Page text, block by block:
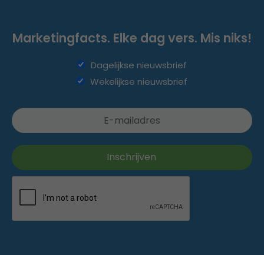
Marketingfacts. Elke dag vers. Mis niks!
Dagelijkse nieuwsbrief
Wekelijkse nieuwsbrief